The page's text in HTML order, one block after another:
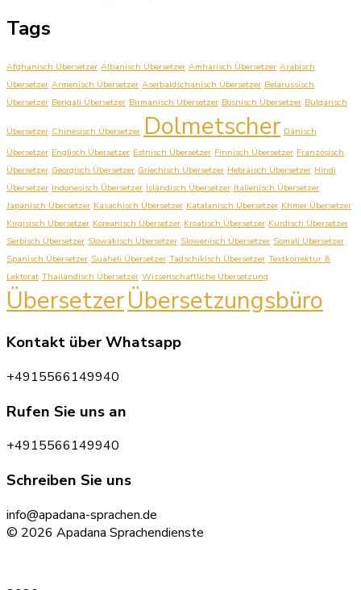
Tags
Afghanisch Übersetzer Albanisch Übersetzer Amharisch Übersetzer Arabisch
Übersetzer Armenisch Übersetzer Aserbaidschanisch Übersetzer Belarussisch
Übersetzer Bengali Übersetzer Birmanisch Übersetzer Bosnisch Übersetzer Bulgarisch
Übersetzer Chinesisch Übersetzer Dolmetscher Dänisch
Übersetzer Englisch Übersetzer Estnisch Übersetzer Finnisch Übersetzer Französisch
Übersetzer Georgisch Übersetzer Griechisch Übersetzer Hebräisch Übersetzer Hindi
Übersetzer Indonesisch Übersetzer Isländisch Übersetzer Italienisch Übersetzer
Japanisch Übersetzer Kasachisch Übersetzer Katalanisch Übersetzer Khmer Übersetzer
Kirgisisch Übersetzer Koreanisch Übersetzer Kroatisch Übersetzer Kurdisch Übersetzer
Serbisch Übersetzer Slowakisch Übersetzer Slowenisch Übersetzer Somali Übersetzer
Spanisch Übersetzer Suaheli Übersetzer Tadschikisch Übersetzer Textkorrektur &
Lektorat Thailändisch Übersetzer Wissenschaftliche Übersetzung
ÜbersetzerÜbersetzungsbüro
Kontakt über Whatsapp
+4915566149940
Rufen Sie uns an
+4915566149940
Schreiben Sie uns
info@apadana-sprachen.de
© 2026 Apadana Sprachendienste